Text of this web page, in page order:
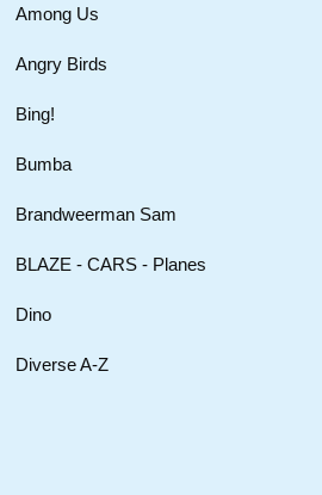
Among Us
Angry Birds
Bing!
Bumba
Brandweerman Sam
BLAZE - CARS - Planes
Dino
Diverse A-Z